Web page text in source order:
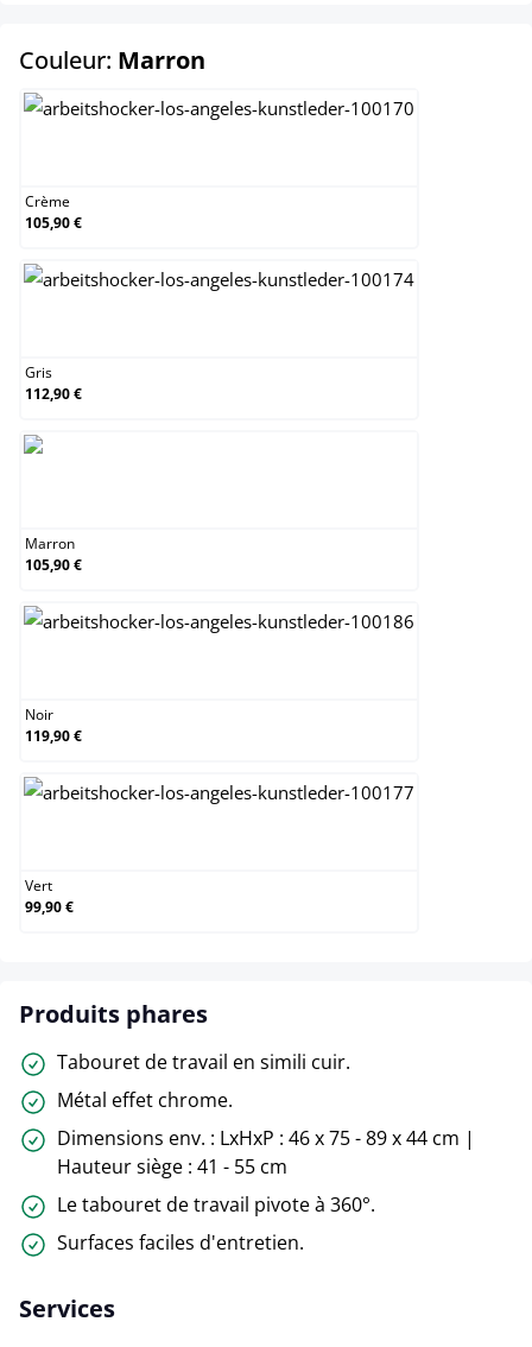
Couleur: Marron
Crème
105,90 €
Gris
112,90 €
Marron
105,90 €
Noir
119,90 €
Vert
99,90 €
Produits phares
Tabouret de travail en simili cuir.
Métal effet chrome.
Dimensions env. : LxHxP : 46 x 75 - 89 x 44 cm |
Hauteur siège : 41 - 55 cm
Le tabouret de travail pivote à 360°.
Surfaces faciles d'entretien.
Services